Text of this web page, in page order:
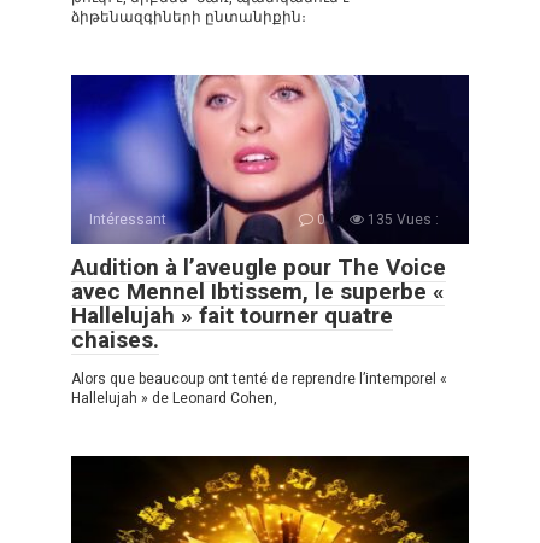
ձիթենազգիների ընտանիքին։
Intéressant 0 135 Vues :
Audition à l’aveugle pour The Voice
avec Mennel Ibtissem, le superbe «
Hallelujah » fait tourner quatre
chaises.
Alors que beaucoup ont tenté de reprendre l’intemporel «
Hallelujah » de Leonard Cohen,